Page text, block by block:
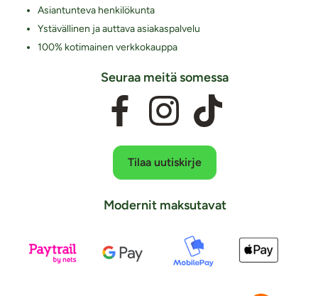
Asiantunteva henkilökunta
Ystävällinen ja auttava asiakaspalvelu
100% kotimainen verkkokauppa
Seuraa meitä somessa
Tilaa uutiskirje
Modernit maksutavat